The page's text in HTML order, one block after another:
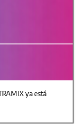
ya está